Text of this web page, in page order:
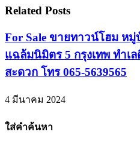
Related Posts
For Sale ขายทาวน์โฮม ห
แฉล้มนิมิตร 5 กรุงเทพ ทำเ
สะดวก โทร 065-5639565
4 มีนาคม 2024
ใส่คำค้นหา